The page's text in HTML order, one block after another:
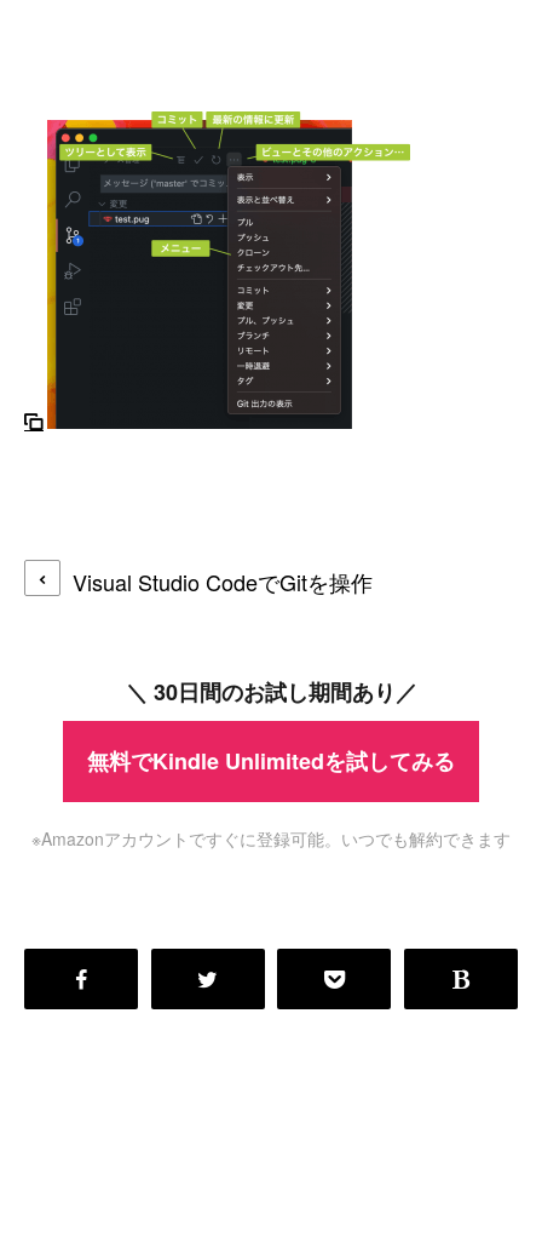
Visual Studio CodeでGitを操作
＼ 30日間のお試し期間あり／
無料でKindle Unlimitedを試してみる
※Amazonアカウントですぐに登録可能。いつでも解約できます